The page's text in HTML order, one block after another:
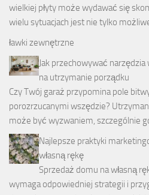
wielkiej płyty może wydawać się
wielu sytuacjach jest nie tylko
ławki zewnętrzne
Jak przechowywać
na utrzymanie porządku
Czy Twój garaż przypomina pole
porozrzucanymi wszędzie?
może być wyzwaniem, szczególnie
Najlepsze praktyki
własną rękę
Sprzedaż domu na własną
wymaga odpowiedniej strategii i